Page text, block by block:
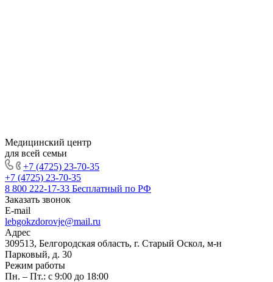
Медицинский центр
для всей семьи
+7 (4725) 23-70-35
+7 (4725) 23-70-35
8 800 222-17-33 Бесплатный по РФ
Заказать звонок
E-mail
lebgokzdorovje@mail.ru
Адрес
309513, Белгородская область, г. Старый Оскол, м-н
Парковый, д. 30
Режим работы
Пн. – Пт.: с 9:00 до 18:00